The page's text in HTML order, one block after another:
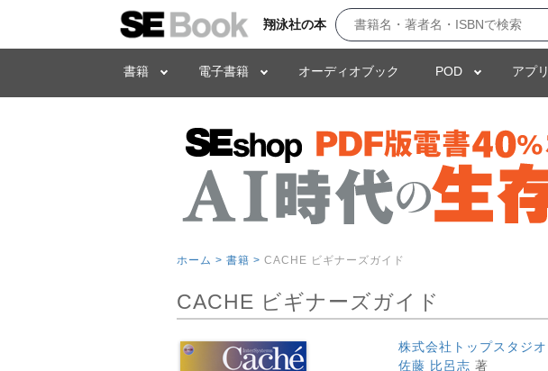
翔泳社の本
書籍 電子書籍 オーディオブック POD アプリ
ホーム > 書籍 > CACHE ビギナーズガイド
CACHE ビギナーズガイド
株式会社トップスタジオ
佐藤 比呂志 著